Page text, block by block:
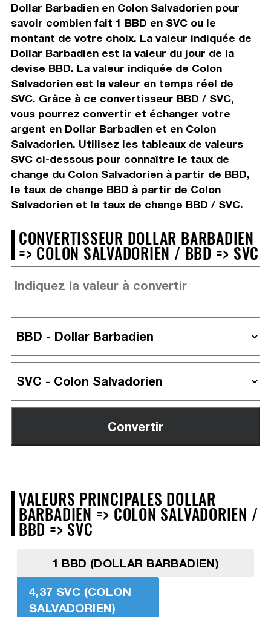
Dollar Barbadien en Colon Salvadorien pour
savoir combien fait 1 BBD en SVC ou le
montant de votre choix. La valeur indiquée de
Dollar Barbadien est la valeur du jour de la
devise BBD. La valeur indiquée de Colon
Salvadorien est la valeur en temps réel de
SVC. Grâce à ce convertisseur BBD / SVC,
vous pourrez convertir et échanger votre
argent en Dollar Barbadien et en Colon
Salvadorien. Utilisez les tableaux de valeurs
SVC ci-dessous pour connaître le taux de
change du Colon Salvadorien à partir de BBD,
le taux de change BBD à partir de Colon
Salvadorien et le taux de change BBD / SVC.
CONVERTISSEUR DOLLAR BARBADIEN
=> COLON SALVADORIEN / BBD => SVC
VALEURS PRINCIPALES DOLLAR
BARBADIEN => COLON SALVADORIEN /
BBD => SVC
1 BBD (DOLLAR BARBADIEN)
4,37 SVC (COLON
SALVADORIEN)